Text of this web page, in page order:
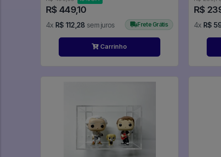
R$ 449,10
4x R$ 112,28 sem juros Frete Grátis
Carrinho
R$
4x R$